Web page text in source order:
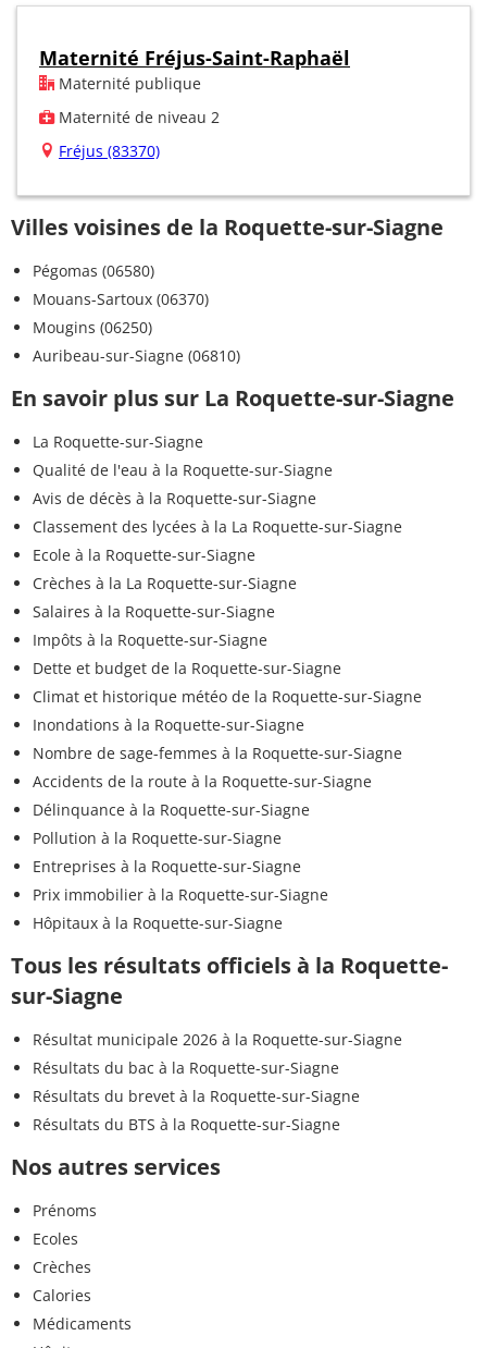
Maternité Fréjus-Saint-Raphaël
Maternité publique
Maternité de niveau 2
Fréjus (83370)
Villes voisines de la Roquette-sur-Siagne
Pégomas (06580)
Mouans-Sartoux (06370)
Mougins (06250)
Auribeau-sur-Siagne (06810)
En savoir plus sur La Roquette-sur-Siagne
La Roquette-sur-Siagne
Qualité de l'eau à la Roquette-sur-Siagne
Avis de décès à la Roquette-sur-Siagne
Classement des lycées à la La Roquette-sur-Siagne
Ecole à la Roquette-sur-Siagne
Crèches à la La Roquette-sur-Siagne
Salaires à la Roquette-sur-Siagne
Impôts à la Roquette-sur-Siagne
Dette et budget de la Roquette-sur-Siagne
Climat et historique météo de la Roquette-sur-Siagne
Inondations à la Roquette-sur-Siagne
Nombre de sage-femmes à la Roquette-sur-Siagne
Accidents de la route à la Roquette-sur-Siagne
Délinquance à la Roquette-sur-Siagne
Pollution à la Roquette-sur-Siagne
Entreprises à la Roquette-sur-Siagne
Prix immobilier à la Roquette-sur-Siagne
Hôpitaux à la Roquette-sur-Siagne
Tous les résultats officiels à la Roquette-
sur-Siagne
Résultat municipale 2026 à la Roquette-sur-Siagne
Résultats du bac à la Roquette-sur-Siagne
Résultats du brevet à la Roquette-sur-Siagne
Résultats du BTS à la Roquette-sur-Siagne
Nos autres services
Prénoms
Ecoles
Crèches
Calories
Médicaments